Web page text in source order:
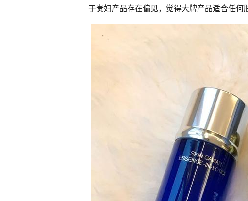
于贵妇产品存在偏见，觉得大牌产品适合任何